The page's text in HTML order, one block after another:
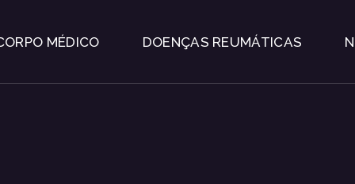
MÉDICO DOENÇAS REUMÁTICAS